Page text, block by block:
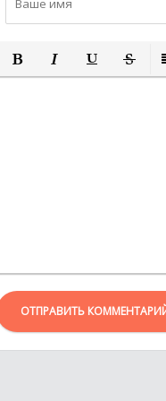
ПОЛУЖИРНЫЙ
КУРСИВ
ОТПРАВИТЬ